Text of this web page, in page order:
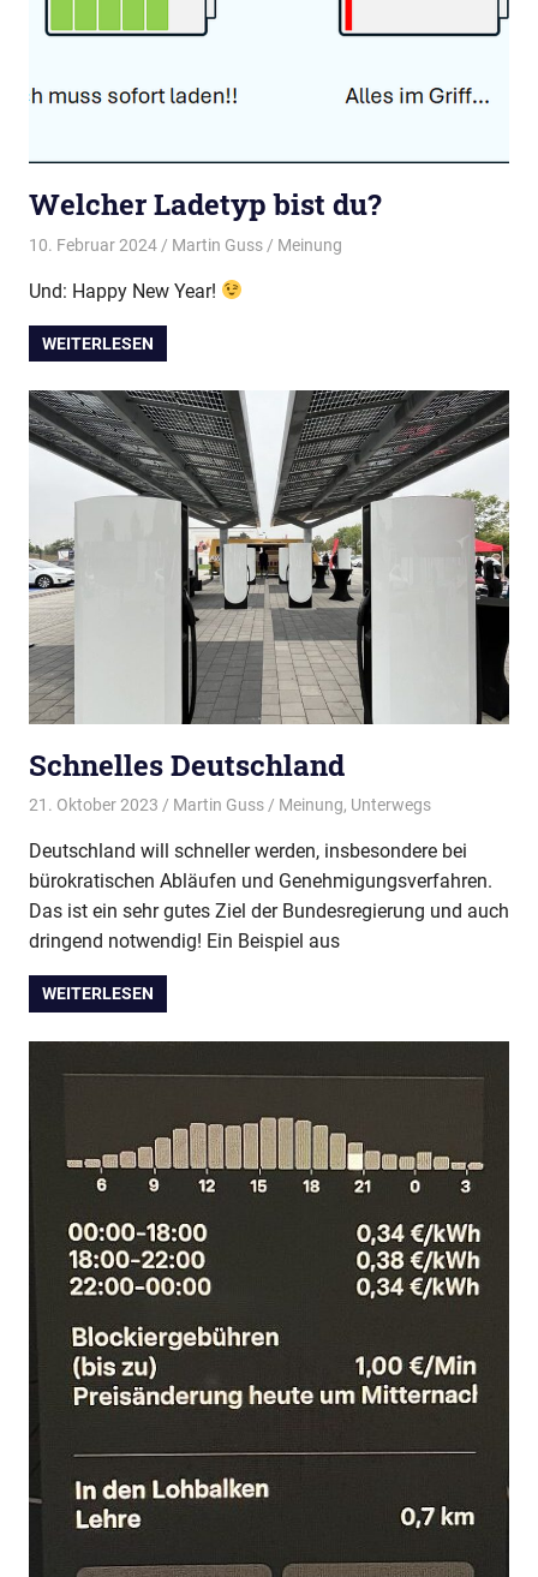
Welcher Ladetyp bist du?
10. Februar 2024 Martin Guss Meinung
Und: Happy New Year!
WEITERLESEN
Schnelles Deutschland
21. Oktober 2023 Martin Guss Meinung, Unterwegs
Deutschland will schneller werden, insbesondere bei
bürokratischen Abläufen und Genehmigungsverfahren.
Das ist ein sehr gutes Ziel der Bundesregierung und auch
dringend notwendig! Ein Beispiel aus
WEITERLESEN